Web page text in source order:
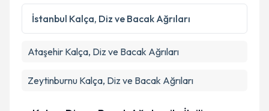
Metni
'ni okudum ve kişisel verilerimin belirtilen
kapsamda işlenmesini kabul ediyorum.
İstanbul Kalça, Diz ve Bacak Ağrıları
Ataşehir Kalça, Diz ve Bacak Ağrıları
Zeytinburnu Kalça, Diz ve Bacak Ağrıları